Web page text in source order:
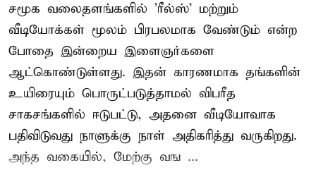
சமூக வலைதளங்களில் 'ரீல்ஸ்' மற்றும்
வீடியோக்கள் மூலம் பிரபலமாக வேண்டும் என்ற
போதை இன்றைய இளைஞர்களை
ஆட்கொண்டுள்ளது. இதன் காரணமாக தங்களின்
உயிரையும் பொருட்படுத்தாமல் விபரீத
சாகசங்களில் ஈடுபட்டு, அதனை வீடியோவாக
பதிவிடுவது நாளுக்கு நாள் அதிகரித்து வருகிறது.
அந்த வகையில், மேற்கு வங ...